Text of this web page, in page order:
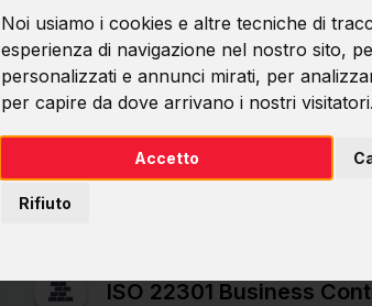
Noi usiamo i cookies e altre tecniche di
esperienza di navigazione nel nostro sito,
personalizzati e annunci mirati, per
per capire da dove arrivano i nostri visitatori.
Accetto
Rifiuto
ISO 22301 Business